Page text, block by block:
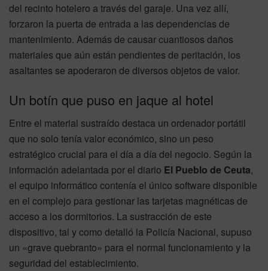
del recinto hotelero a través del garaje. Una vez allí,
forzaron la puerta de entrada a las dependencias de
mantenimiento. Además de causar cuantiosos daños
materiales que aún están pendientes de peritación, los
asaltantes se apoderaron de diversos objetos de valor.
Un botín que puso en jaque al hotel
Entre el material sustraído destaca un ordenador portátil
que no solo tenía valor económico, sino un peso
estratégico crucial para el día a día del negocio. Según la
información adelantada por el diario El Pueblo de Ceuta,
el equipo informático contenía el único software disponible
en el complejo para gestionar las tarjetas magnéticas de
acceso a los dormitorios. La sustracción de este
dispositivo, tal y como detalló la Policía Nacional, supuso
un «grave quebranto» para el normal funcionamiento y la
seguridad del establecimiento.